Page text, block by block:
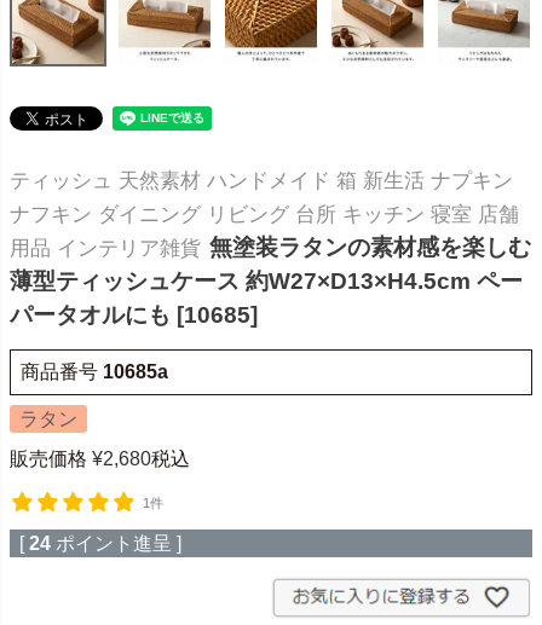
ティッシュ 天然素材 ハンドメイド 箱 新生活 ナプキン
ナフキン ダイニング リビング 台所 キッチン 寝室 店舗
用品 インテリア雑貨 無塗装ラタンの素材感を楽しむ
薄型ティッシュケース 約W27×D13×H4.5cm ペー
パータオルにも [10685]
商品番号 10685a
ラタン
販売価格 ¥2,680税込
1件
[ 24 ポイント進呈 ]